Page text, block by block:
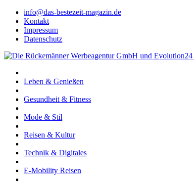
info@das-bestezeit-magazin.de
Kontakt
Impressum
Datenschutz
Leben & Genießen
Gesundheit & Fitness
Mode & Stil
Reisen & Kultur
Technik & Digitales
E-Mobility Reisen